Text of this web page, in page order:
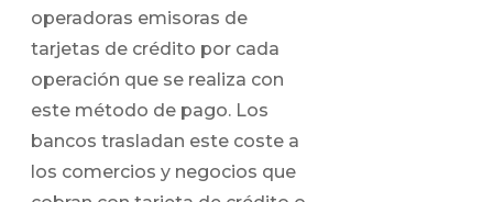
operadoras emisoras de
tarjetas de crédito por cada
operación que se realiza con
este método de pago. Los
bancos trasladan este coste a
los comercios y negocios que